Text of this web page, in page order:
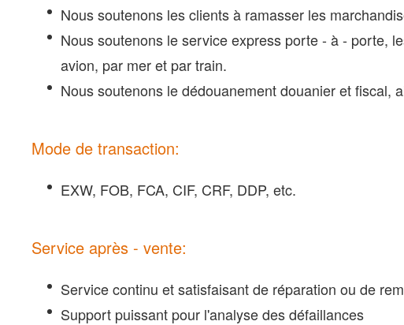
Nous soutenons les clients à ramasser les
Nous soutenons le service express porte - à - porte,
avion, par mer et par train.
Nous soutenons le dédouanement douanier et fiscal,
Mode de transaction:
EXW, FOB, FCA, CIF, CRF, DDP, etc.
Service après - vente:
Service continu et satisfaisant de réparation ou de
Support puissant pour l'analyse des défaillances